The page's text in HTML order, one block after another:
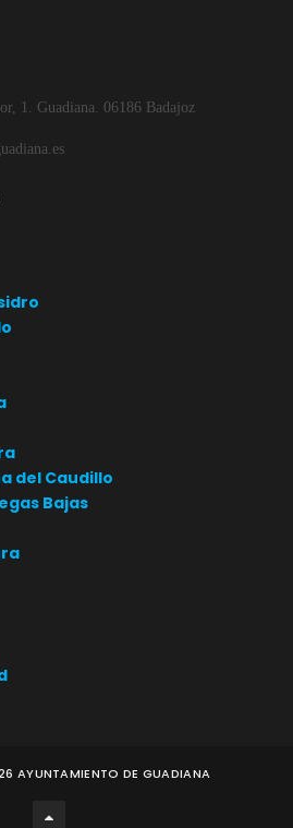
1. Guadiana. 06186 Badajoz
del Caudillo
Bajas
AYUNTAMIENTO DE GUADIANA